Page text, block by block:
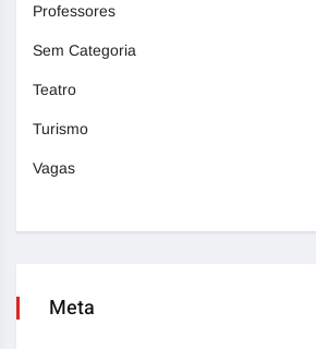
Professores
Sem Categoria
Teatro
Turismo
Vagas
Meta